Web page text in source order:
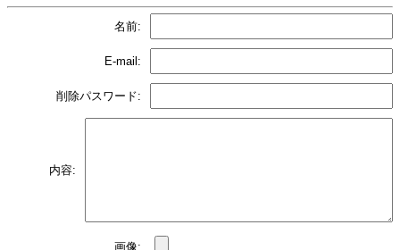
名前:
E-mail:
削除パスワード:
内容:
画像: